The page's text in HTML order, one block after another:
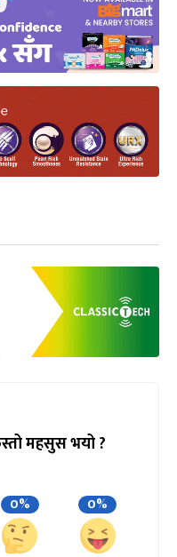
महसुस भयो ?
0% 0%